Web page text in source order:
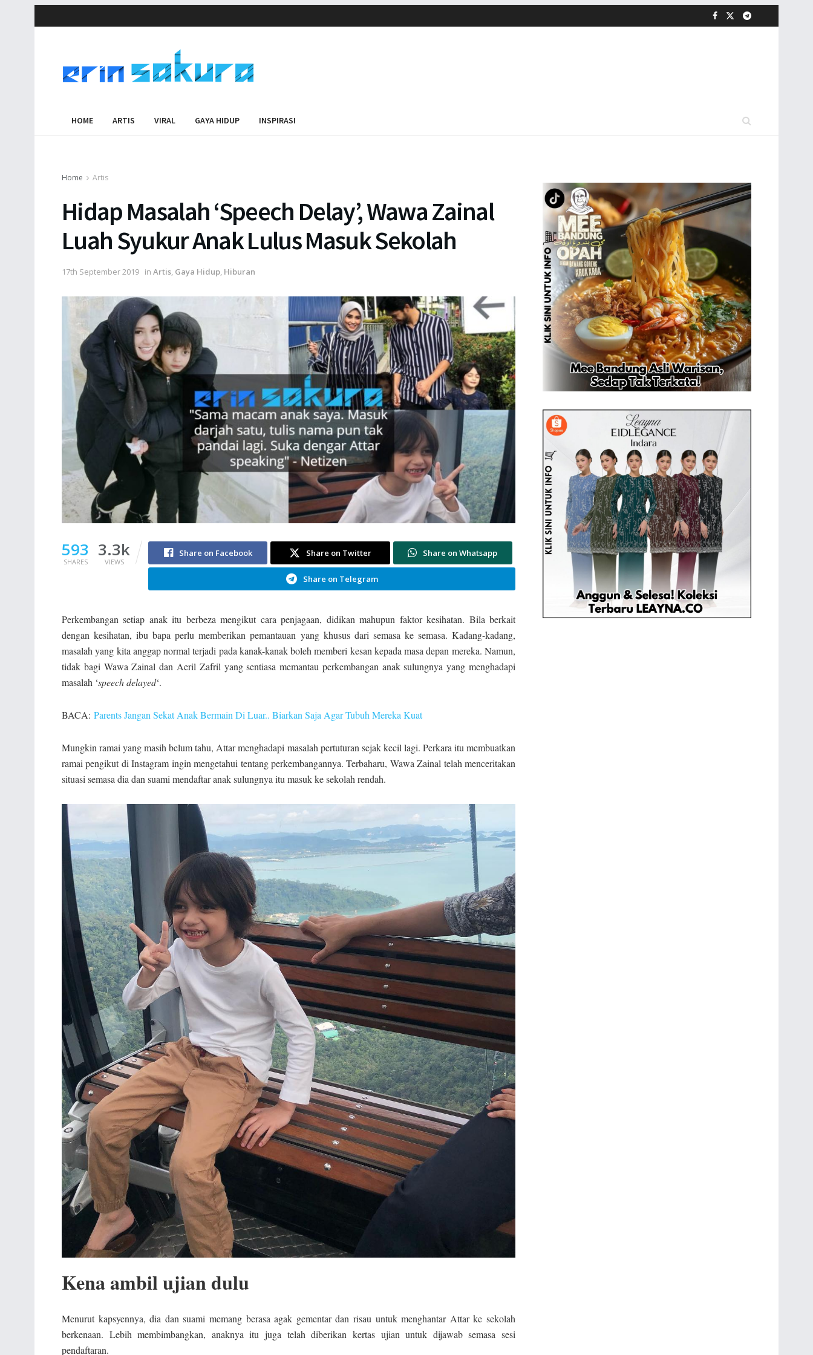
HOME ARTIS VIRAL GAYA HIDUP INSPIRASI
Home Artis
Hidap Masalah ‘Speech Delay’, Wawa Zainal
Luah Syukur Anak Lulus Masuk Sekolah
17th September 2019 in Artis, Gaya Hidup, Hiburan
593
SHARES
3.3k
VIEWS
Share on Facebook Share on Twitter Share on Whatsapp
Share on Telegram
Perkembangan setiap anak itu berbeza mengikut cara penjagaan, didikan mahupun faktor kesihatan. Bila berkait
dengan kesihatan, ibu bapa perlu memberikan pemantauan yang khusus dari semasa ke semasa. Kadang-kadang,
masalah yang kita anggap normal terjadi pada kanak-kanak boleh memberi kesan kepada masa depan mereka. Namun,
tidak bagi Wawa Zainal dan Aeril Zafril yang sentiasa memantau perkembangan anak sulungnya yang menghadapi
masalah ‘speech delayed‘.
BACA: Parents Jangan Sekat Anak Bermain Di Luar.. Biarkan Saja Agar Tubuh Mereka Kuat
Mungkin ramai yang masih belum tahu, Attar menghadapi masalah pertuturan sejak kecil lagi. Perkara itu membuatkan
ramai pengikut di Instagram ingin mengetahui tentang perkembangannya. Terbaharu, Wawa Zainal telah menceritakan
situasi semasa dia dan suami mendaftar anak sulungnya itu masuk ke sekolah rendah.
Kena ambil ujian dulu
Menurut kapsyennya, dia dan suami memang berasa agak gementar dan risau untuk menghantar Attar ke sekolah
berkenaan. Lebih membimbangkan, anaknya itu juga telah diberikan kertas ujian untuk dijawab semasa sesi
pendaftaran.